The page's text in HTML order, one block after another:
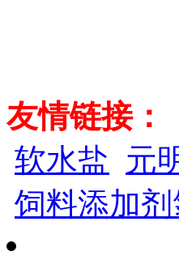
友情链接：
软水盐 元
饲料添加